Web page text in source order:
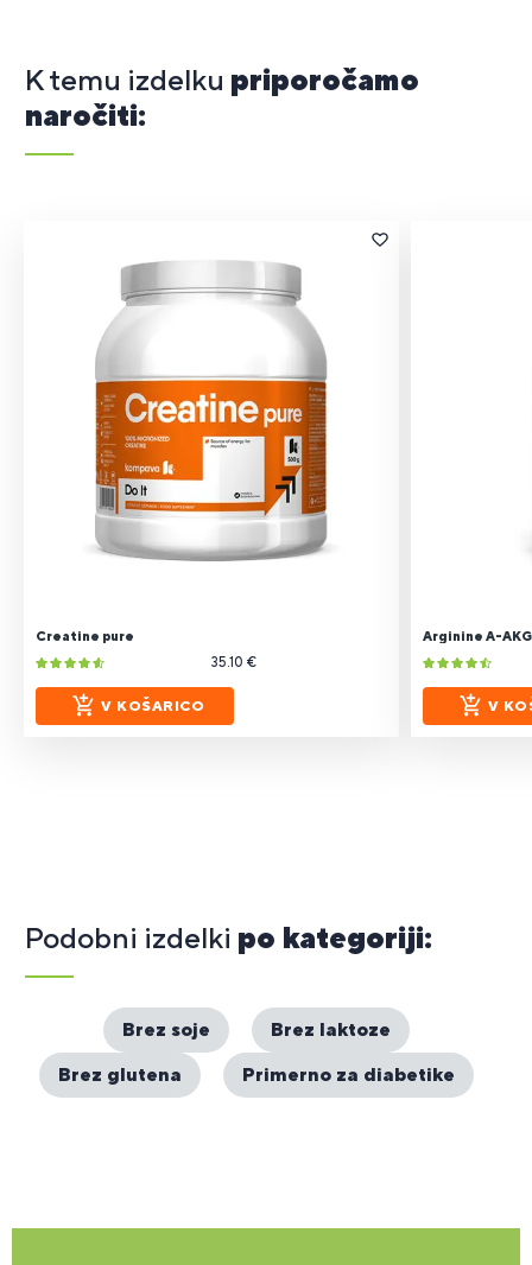
K temu izdelku priporočamo
naročiti:
Creatine pure
35.10 €
V KOŠARICO
Arginine A-AKG
V
Podobni izdelki po kategoriji:
Brez soje
Brez laktoze
Brez glutena
Primerno za diabetike